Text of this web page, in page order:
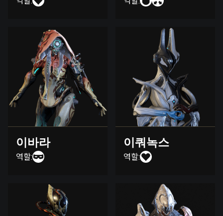
이바라
역할:
이쿼녹스
역할: